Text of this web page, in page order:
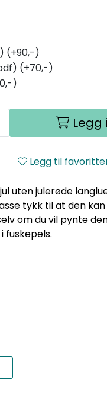
(+90,-)
(+70,-)
)
Legg
Legg til
uten julerøde
tykk til at den
om du vil pynte
fuskepels.